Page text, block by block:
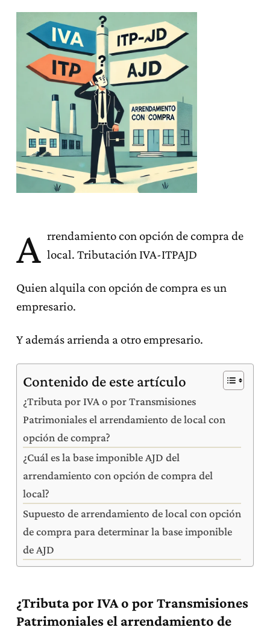
A rrendamiento con opción de compra de
local. Tributación IVA-ITPAJD
Quien alquila con opción de compra es un
empresario.
Y además arrienda a otro empresario.
Contenido de este artículo
¿Tributa por IVA o por Transmisiones
Patrimoniales el arrendamiento de local con
opción de compra?
¿Cuál es la base imponible AJD del
arrendamiento con opción de compra del
local?
Supuesto de arrendamiento de local con opción
de compra para determinar la base imponible
de AJD
¿Tributa por IVA o por Transmisiones
Patrimoniales el arrendamiento de